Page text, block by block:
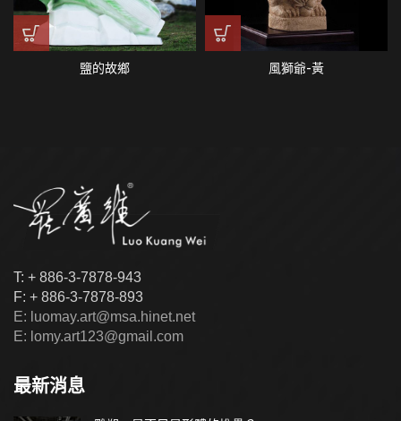
鹽的故鄉 風獅爺-黃
T: + 886-3-7878-943
F: + 886-3-7878-893
E: luomay.art@msa.hinet.net
E: lomy.art123@gmail.com
最新消息